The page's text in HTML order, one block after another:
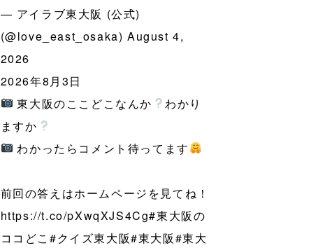
— アイラブ東大阪 (公式)
(@love_east_osaka) August 4,
2026
2026年8月3日
東大阪のここどこなんか
わかり
ますか
わかったらコメント待ってます
前回の答えはホームページを見てね！
https://t.co/pXwqXJS4Cg#東大阪の
ココどこ #クイズ東大阪#東大阪#東大